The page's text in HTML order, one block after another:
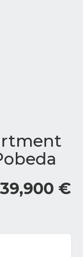
€